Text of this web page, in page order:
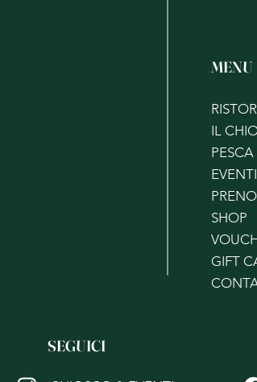
IL
EVENTI
SHOP
GIFT
MENU
SEGUICI